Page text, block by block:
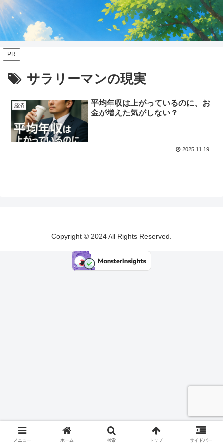
PR
サラリーマンの現実
経済
平均年収は上がっているのに、お
金が増えた気がしない？
2025.11.19
Copyright © 2024 All Rights Reserved.
メニュー ホーム 検索 トップ サイドバー